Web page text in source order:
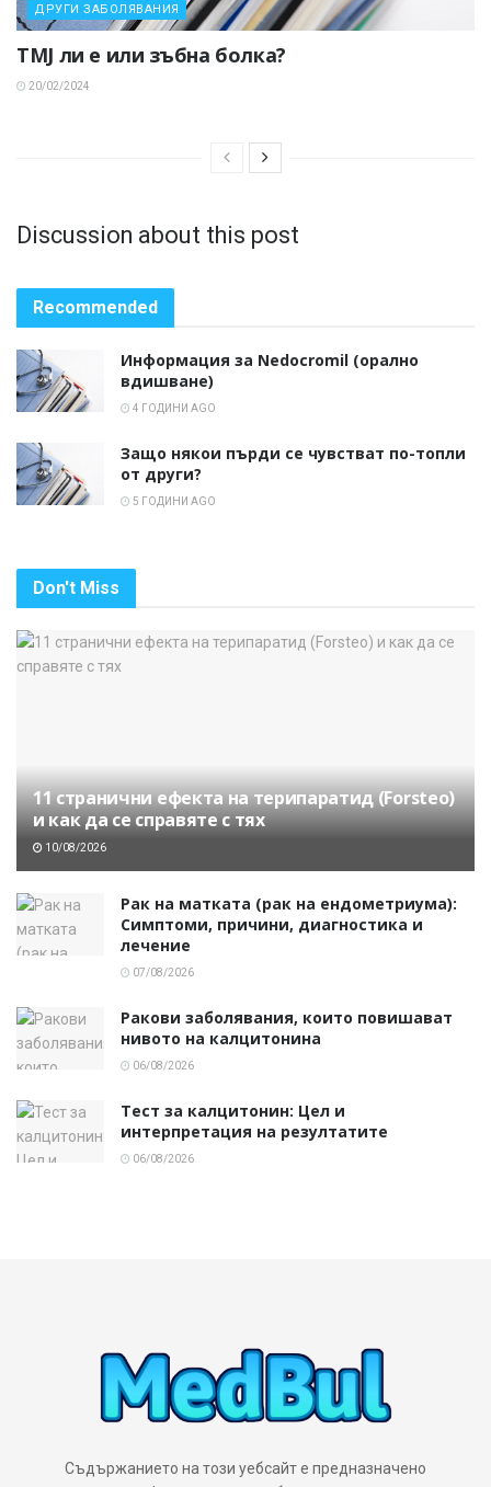
ДРУГИ ЗАБОЛЯВАНИЯ
TMJ ли е или зъбна болка?
20/02/2024
Discussion about this post
Recommended
Информация за Nedocromil (орално
вдишване)
4 ГОДИНИ AGO
Защо някои пърди се чувстват по-топли
от други?
5 ГОДИНИ AGO
Don't Miss
11 странични ефекта на терипаратид (Forsteo)
и как да се справяте с тях
10/08/2026
Рак на матката (рак на ендометриума):
Симптоми, причини, диагностика и
лечение
07/08/2026
Ракови заболявания, които повишават
нивото на калцитонина
06/08/2026
Тест за калцитонин: Цел и
интерпретация на резултатите
06/08/2026
Съдържанието на този уебсайт е предназначено